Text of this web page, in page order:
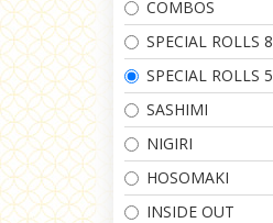
COMBOS
SPECIAL ROLLS 8
SPECIAL ROLLS 5
SASHIMI
NIGIRI
HOSOMAKI
INSIDE OUT